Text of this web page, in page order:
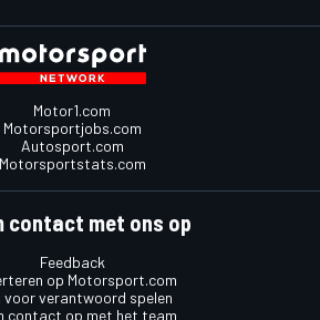
Motor1.com
Motorsportjobs.com
Autosport.com
Motorsportstats.com
contact met ons op
Feedback
op Motorsport.com
voor verantwoord spelen
contact op met het team